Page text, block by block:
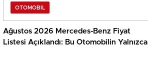
OTOMOBIL
Ağustos 2026 Mercedes-Benz Fiyat
Listesi Açıklandı: Bu Otomobilin Yalnızca